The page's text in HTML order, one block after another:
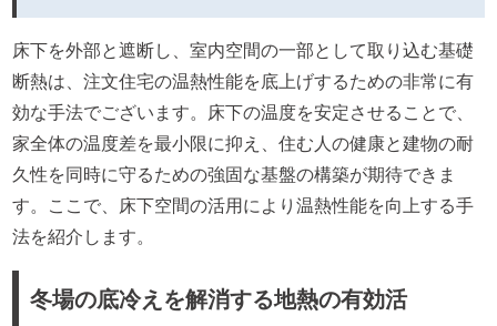
床下を外部と遮断し、室内空間の一部として取り込む基礎
断熱は、注文住宅の温熱性能を底上げするための非常に有
効な手法でございます。床下の温度を安定させることで、
家全体の温度差を最小限に抑え、住む人の健康と建物の耐
久性を同時に守るための強固な基盤の構築が期待できま
す。ここで、床下空間の活用により温熱性能を向上する手
法を紹介します。
冬場の底冷えを解消する地熱の有効活